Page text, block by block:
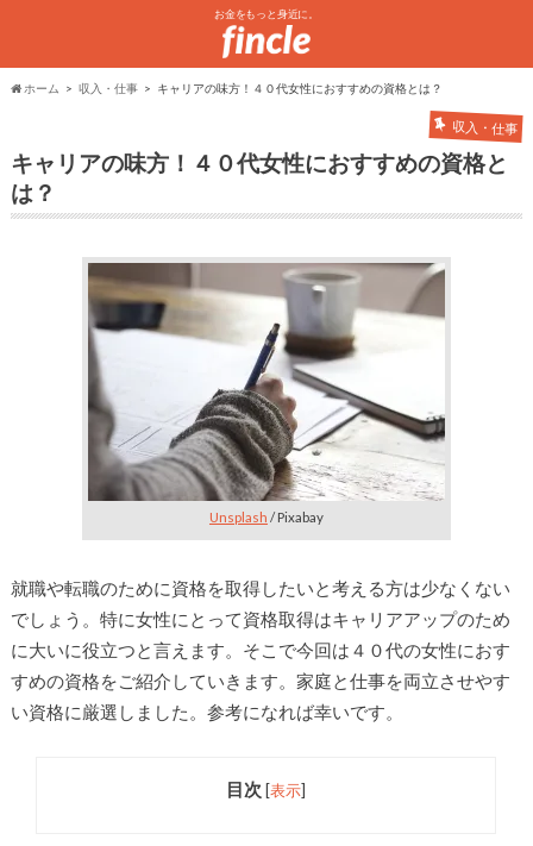
お金をもっと身近に。
ホーム 収入・仕事 キャリアの味方！４０代女性におすすめの資格とは？
収入・仕事
キャリアの味方！４０代女性におすすめの資格と
は？
Unsplash / Pixabay
就職や転職のために資格を取得したいと考える方は少なくない
でしょう。特に女性にとって資格取得はキャリアアップのため
に大いに役立つと言えます。そこで今回は４０代の女性におす
すめの資格をご紹介していきます。家庭と仕事を両立させやす
い資格に厳選しました。参考になれば幸いです。
目次 [表示]